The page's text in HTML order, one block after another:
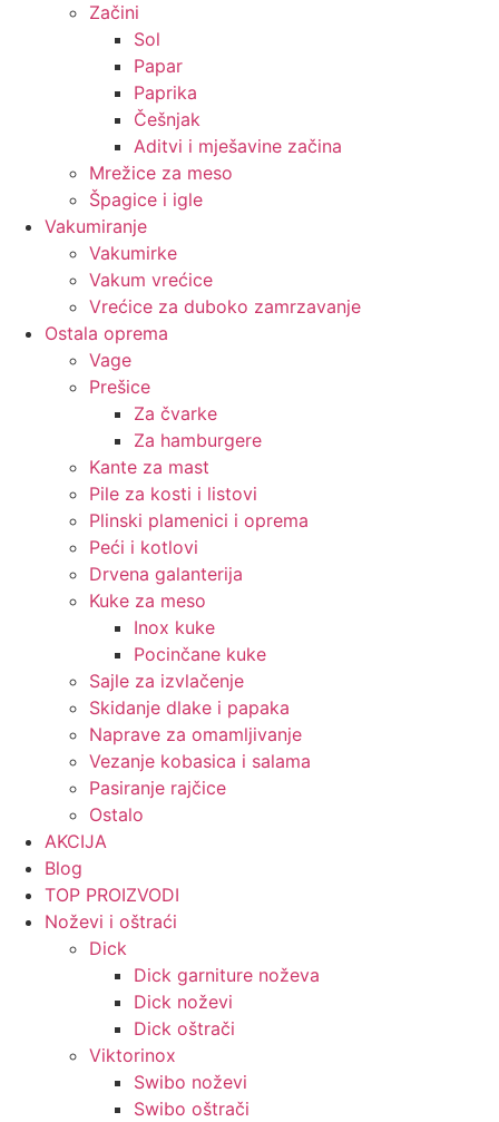
Začini
Sol
Papar
Paprika
Češnjak
Aditvi i mješavine začina
Mrežice za meso
Špagice i igle
Vakumiranje
Vakumirke
Vakum vrećice
Vrećice za duboko zamrzavanje
Ostala oprema
Vage
Prešice
Za čvarke
Za hamburgere
Kante za mast
Pile za kosti i listovi
Plinski plamenici i oprema
Peći i kotlovi
Drvena galanterija
Kuke za meso
Inox kuke
Pocinčane kuke
Sajle za izvlačenje
Skidanje dlake i papaka
Naprave za omamljivanje
Vezanje kobasica i salama
Pasiranje rajčice
Ostalo
AKCIJA
Blog
TOP PROIZVODI
Noževi i oštraći
Dick
Dick garniture noževa
Dick noževi
Dick oštrači
Viktorinox
Swibo noževi
Swibo oštrači